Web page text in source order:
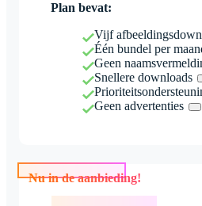
Plan bevat:
Vijf
Één bundel per
Geen
Snellere downloads
Geen advertenties
Nu in de aanbieding!